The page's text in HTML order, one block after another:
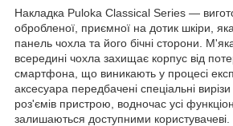
Накладка Puloka Classical Series —
обробленої, приємної на дотик шкіри,
панель чохла та його бічні сторони.
всередині чохла захищає корпус від
смартфона, що виникають у процесі
аксесуара передбачені спеціальні
роз'ємів пристрою, водночас усі
залишаються доступними користувачеві.